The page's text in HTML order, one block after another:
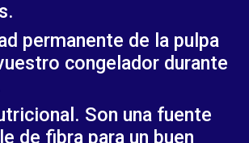
permanente de la pulpa
congelador durante
Son una fuente
de fibra para un buen